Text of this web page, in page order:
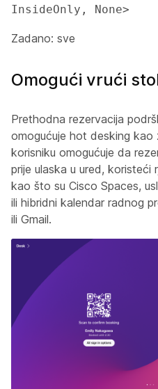
InsideOnly, None>
Zadano: sve
Omogući vrući
Prethodna rezervacija
omogućuje hot desking kao
korisniku omogućuje da
prije ulaska u ured, koristeći
kao što su Cisco Spaces,
ili hibridni kalendar radnog
ili Gmail.